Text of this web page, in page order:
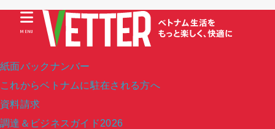
紙面バックナンバー
これからベトナムに駐在される方へ
資料請求
調達＆ビジネスガイド2026
MENU